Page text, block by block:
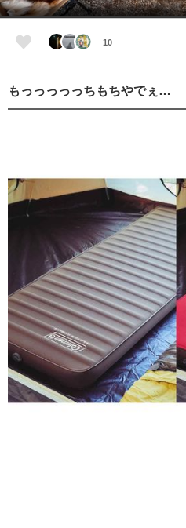
10
もっっっっっちもちやでぇ…